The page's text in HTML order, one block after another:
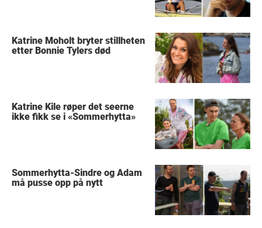
Katrine Moholt bryter stillheten
etter Bonnie Tylers død
Katrine Kile røper det seerne
ikke fikk se i «Sommerhytta»
Sommerhytta-Sindre og Adam
må pusse opp på nytt